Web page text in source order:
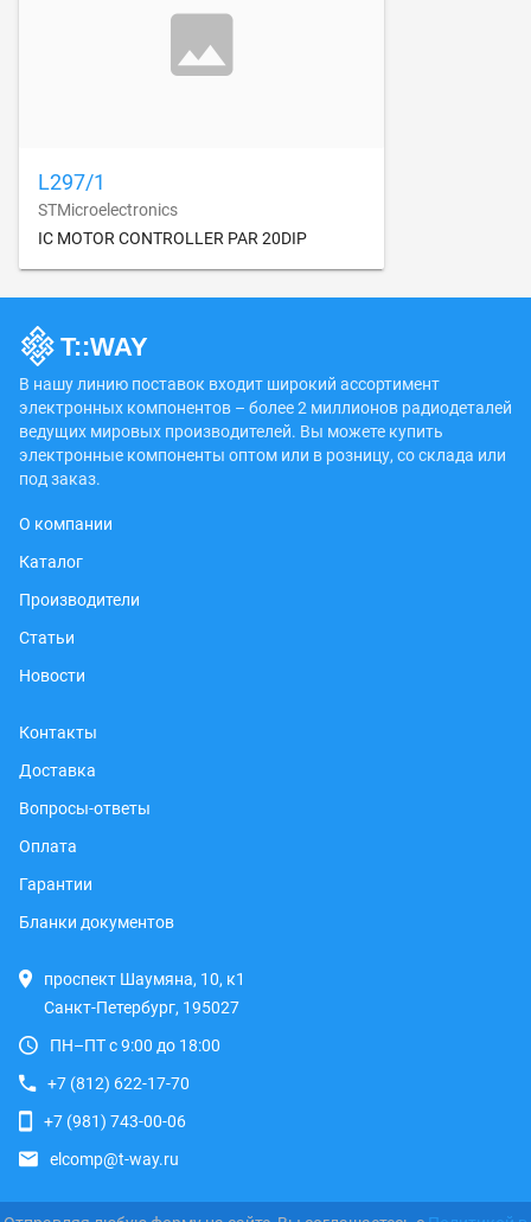
L297/1
STMicroelectronics
IC MOTOR CONTROLLER PAR 20DIP
В нашу линию поставок входит широкий ассортимент
электронных компонентов – более 2 миллионов радиодеталей
ведущих мировых производителей. Вы можете купить
электронные компоненты оптом или в розницу, со склада или
под заказ.
О компании
Каталог
Производители
Статьи
Новости
Контакты
Доставка
Вопросы-ответы
Оплата
Гарантии
Бланки документов
проспект Шаумяна, 10, к1
Санкт-Петербург, 195027
ПН–ПТ с 9:00 до 18:00
+7 (812) 622-17-70
+7 (981) 743-00-06
elcomp@t-way.ru